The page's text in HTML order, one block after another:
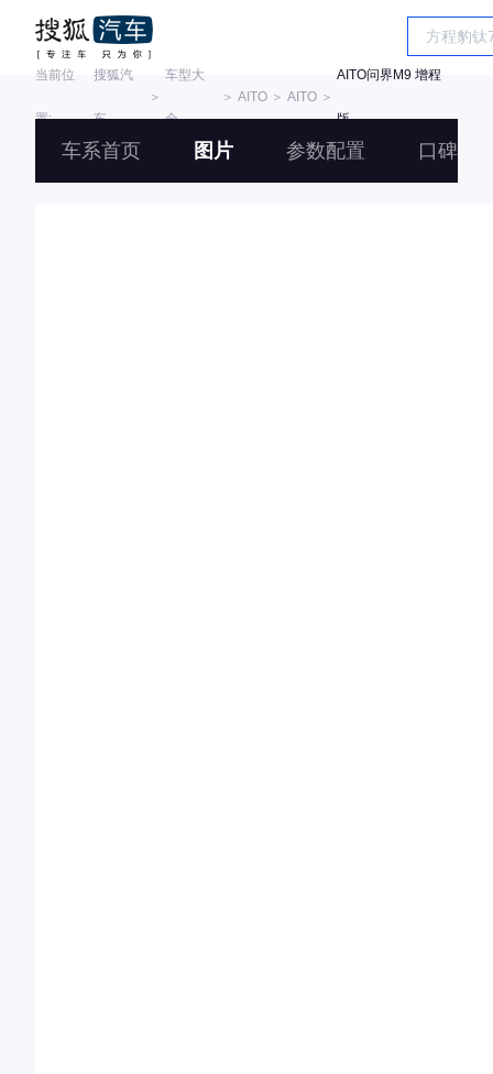
当前位
置:
搜狐汽
车
＞
车型大
全
＞ AITO＞ AITO＞
AITO问界M9 增程
版
车系首页 图片 参数配置 口碑